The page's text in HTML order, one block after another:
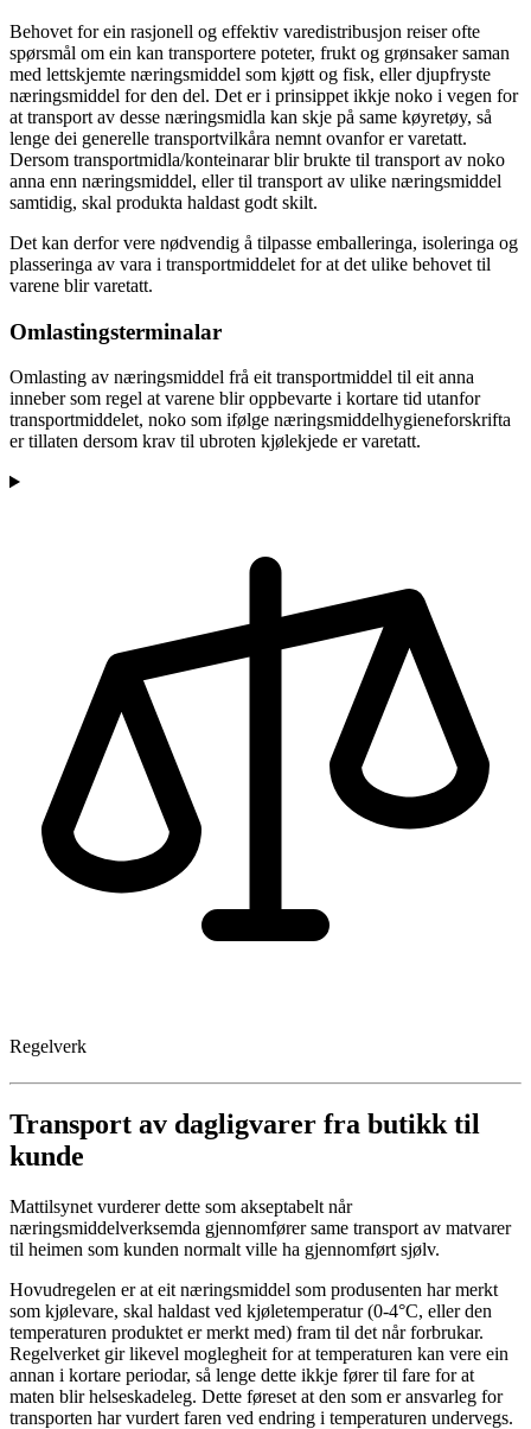
Behovet for ein rasjonell og effektiv varedistribusjon reiser ofte
spørsmål om ein kan transportere poteter, frukt og grønsaker saman
med lettskjemte næringsmiddel som kjøtt og fisk, eller djupfryste
næringsmiddel for den del. Det er i prinsippet ikkje noko i vegen for
at transport av desse næringsmidla kan skje på same køyretøy, så
lenge dei generelle transportvilkåra nemnt ovanfor er varetatt.
Dersom transportmidla/konteinarar blir brukte til transport av noko
anna enn næringsmiddel, eller til transport av ulike næringsmiddel
samtidig, skal produkta haldast godt skilt.
Det kan derfor vere nødvendig å tilpasse emballeringa, isoleringa og
plasseringa av vara i transportmiddelet for at det ulike behovet til
varene blir varetatt.
Omlastingsterminalar
Omlasting av næringsmiddel frå eit transportmiddel til eit anna
inneber som regel at varene blir oppbevarte i kortare tid utanfor
transportmiddelet, noko som ifølge næringsmiddelhygieneforskrifta
er tillaten dersom krav til ubroten kjølekjede er varetatt.
Regelverk
Transport av dagligvarer fra butikk til
kunde
Mattilsynet vurderer dette som akseptabelt når
næringsmiddelverksemda gjennomfører same transport av matvarer
til heimen som kunden normalt ville ha gjennomført sjølv.
Hovudregelen er at eit næringsmiddel som produsenten har merkt
som kjølevare, skal haldast ved kjøletemperatur (0-4°C, eller den
temperaturen produktet er merkt med) fram til det når forbrukar.
Regelverket gir likevel moglegheit for at temperaturen kan vere ein
annan i kortare periodar, så lenge dette ikkje fører til fare for at
maten blir helseskadeleg. Dette føreset at den som er ansvarleg for
transporten har vurdert faren ved endring i temperaturen undervegs.